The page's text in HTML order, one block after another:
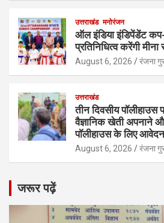
उत्तराखंड मनोरंजन
ऑल इंडिया इंडिपेंडेंट
प्रतिनिधित्व करेंगी मीना
August 6, 2026 रंजना
उत्तराखंड
तीन दिवसीय पॉलीहाउस
वैज्ञानिक खेती अपनाने
पॉलीहाउस के लिए
August 6, 2026 रंजना
जरूर पढ़ें